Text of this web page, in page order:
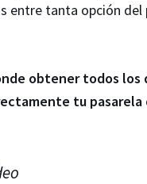
entre tanta opción del
obtener todos los
tu pasarela